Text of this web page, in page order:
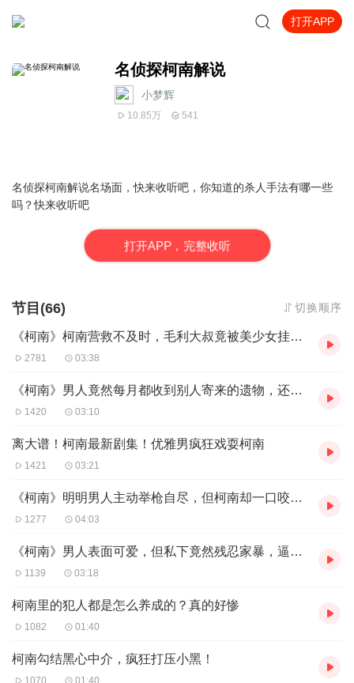
打开APP
名侦探柯南解说
小梦辉
10.85万 541
名侦探柯南解说名场面，快来收听吧，你知道的杀人手法有哪一些
吗？快来收听吧
打开APP，完整收听
节目(66) 切换顺序
《柯南》柯南营救不及时，毛利大叔竟被美少女挂上了房梁！
2781 03:38
《柯南》男人竟然每月都收到别人寄来的遗物，还要买自己的命！
1420 03:10
离大谱！柯南最新剧集！优雅男疯狂戏耍柯南
1421 03:21
《柯南》明明男人主动举枪自尽，但柯南却一口咬定是他杀！
1277 04:03
《柯南》男人表面可爱，但私下竟然残忍家暴，逼疯女友！
1139 03:18
柯南里的犯人都是怎么养成的？真的好惨
1082 01:40
柯南勾结黑心中介，疯狂打压小黑！
1070 01:40